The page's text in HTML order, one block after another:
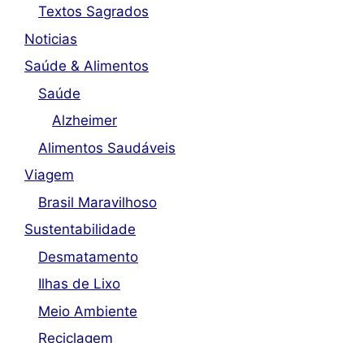
Textos Sagrados
Noticias
Saúde & Alimentos
Saúde
Alzheimer
Alimentos Saudáveis
Viagem
Brasil Maravilhoso
Sustentabilidade
Desmatamento
Ilhas de Lixo
Meio Ambiente
Reciclagem